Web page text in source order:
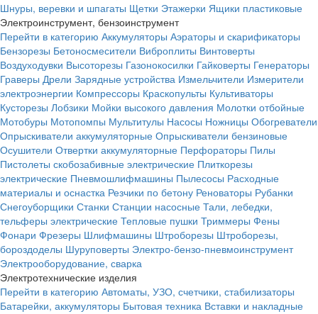
Шнуры, веревки и шпагаты Щетки Этажерки Ящики пластиковые
Электроинструмент, бензоинструмент
Перейти в категорию Аккумуляторы Аэраторы и скарификаторы
Бензорезы Бетоносмесители Виброплиты Винтоверты
Воздуходувки Высоторезы Газонокосилки Гайковерты Генераторы
Граверы Дрели Зарядные устройства Измельчители Измерители
электроэнергии Компрессоры Краскопульты Культиваторы
Кусторезы Лобзики Мойки высокого давления Молотки отбойные
Мотобуры Мотопомпы Мультитулы Насосы Ножницы Обогреватели
Опрыскиватели аккумуляторные Опрыскиватели бензиновые
Осушители Отвертки аккумуляторные Перфораторы Пилы
Пистолеты скобозабивные электрические Плиткорезы
электрические Пневмошлифмашины Пылесосы Расходные
материалы и оснастка Резчики по бетону Реноваторы Рубанки
Снегоуборщики Станки Станции насосные Тали, лебедки,
тельферы электрические Тепловые пушки Триммеры Фены
Фонари Фрезеры Шлифмашины Штроборезы Штроборезы,
бороздоделы Шуруповерты Электро-бензо-пневмоинструмент
Электрооборудование, сварка
Электротехнические изделия
Перейти в категорию Автоматы, УЗО, счетчики, стабилизаторы
Батарейки, аккумуляторы Бытовая техника Вставки и накладные